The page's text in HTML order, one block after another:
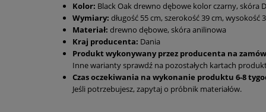
Kolor: Black Oak drewno dębowe kolor czarny, skóra
Wymiary: długość 55 cm, szerokość 39 cm, wysokość
Materiał: drewno dębowe, skóra anilinowa
Kraj producenta: Dania
Produkt wykonywany przez producenta na
Inne warianty sprawdź na pozostałych kartach
Czas oczekiwania na wykonanie produktu 6-8
Jeśli potrzebujesz, zapytaj o próbnik materiałów.